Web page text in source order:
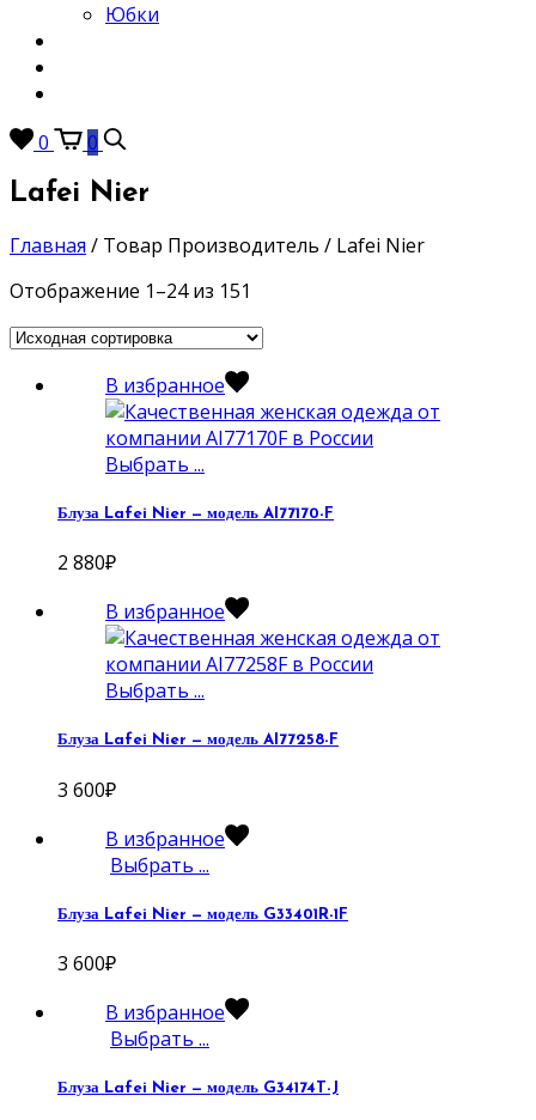
Юбки
0
0
Lafei Nier
Главная / Товар Производитель / Lafei Nier
Отображение 1–24 из 151
В избранное
Выбрать ...
Блуза Lafei Nier — модель AI77170-F
2 880₽
В избранное
Выбрать ...
Блуза Lafei Nier — модель AI77258-F
3 600₽
В избранное
Выбрать ...
Блуза Lafei Nier — модель G33401R-1F
3 600₽
В избранное
Выбрать ...
Блуза Lafei Nier — модель G34174T-J